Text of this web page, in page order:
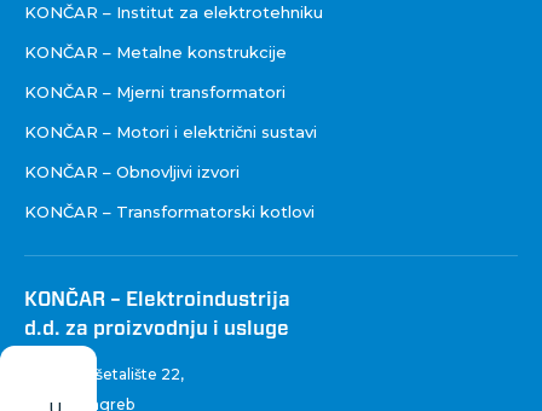
KONČAR – Institut za elektrotehniku
KONČAR – Metalne konstrukcije
KONČAR – Mjerni transformatori
KONČAR – Motori i električni sustavi
KONČAR – Obnovljivi izvori
KONČAR – Transformatorski kotlovi
KONČAR – Elektroindustrija
d.d. za proizvodnju i usluge
Fallerovo šetalište 22,
10 000 Zagreb